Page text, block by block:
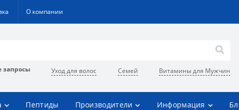
О компании
запросы Уход для волос Семей Витамины для Мужчин
Пептиды Производители Информация